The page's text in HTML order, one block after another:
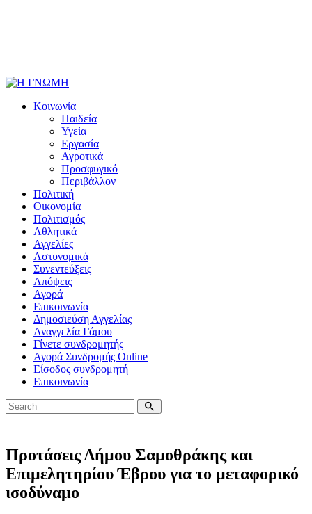
Κοινωνία
Παιδεία
Υγεία
Εργασία
Αγροτικά
Προσφυγικό
Περιβάλλον
Πολιτική
Οικονομία
Πολιτισμός
Αθλητικά
Αγγελίες
Αστυνομικά
Συνεντεύξεις
Απόψεις
Αγορά
Επικοινωνία
Δημοσιεύση Αγγελίας
Αναγγελία Γάμου
Γίνετε συνδρομητής
Αγορά Συνδρομής Online
Είσοδος συνδρομητή
Επικοινωνία
Προτάσεις Δήμου Σαμοθράκης και
Επιμελητηρίου Έβρου για το μεταφορικό
ισοδύναμο